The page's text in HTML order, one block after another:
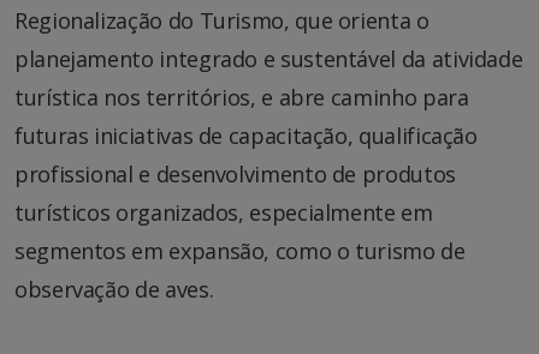
Regionalização do Turismo, que orienta o
planejamento integrado e sustentável da atividade
turística nos territórios, e abre caminho para
futuras iniciativas de capacitação, qualificação
profissional e desenvolvimento de produtos
turísticos organizados, especialmente em
segmentos em expansão, como o turismo de
observação de aves.